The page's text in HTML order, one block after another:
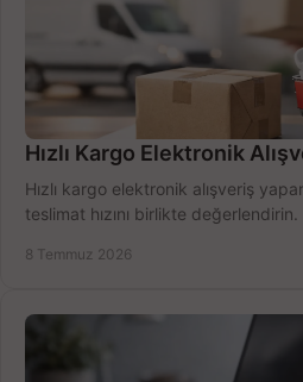
Hızlı Kargo Elektronik
Hızlı kargo elektronik alışveriş
teslimat hızını birlikte
8 Temmuz 2026